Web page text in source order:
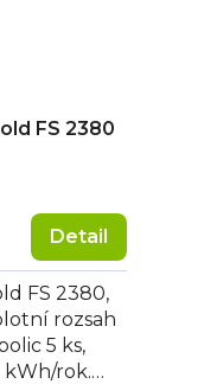
FS 2380
Detail
FS 2380,
rozsah
5 ks,
rok.